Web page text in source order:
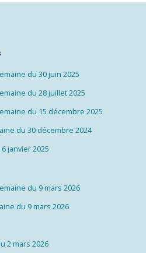
du 30 juin 2025
du 28 juillet 2025
du 15 décembre 2025
du 30 décembre 2024
janvier 2025
du 9 mars 2026
du 9 mars 2026
2 mars 2026